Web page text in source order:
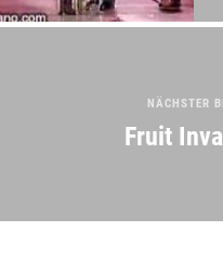
NÄCHSTER
Fruit